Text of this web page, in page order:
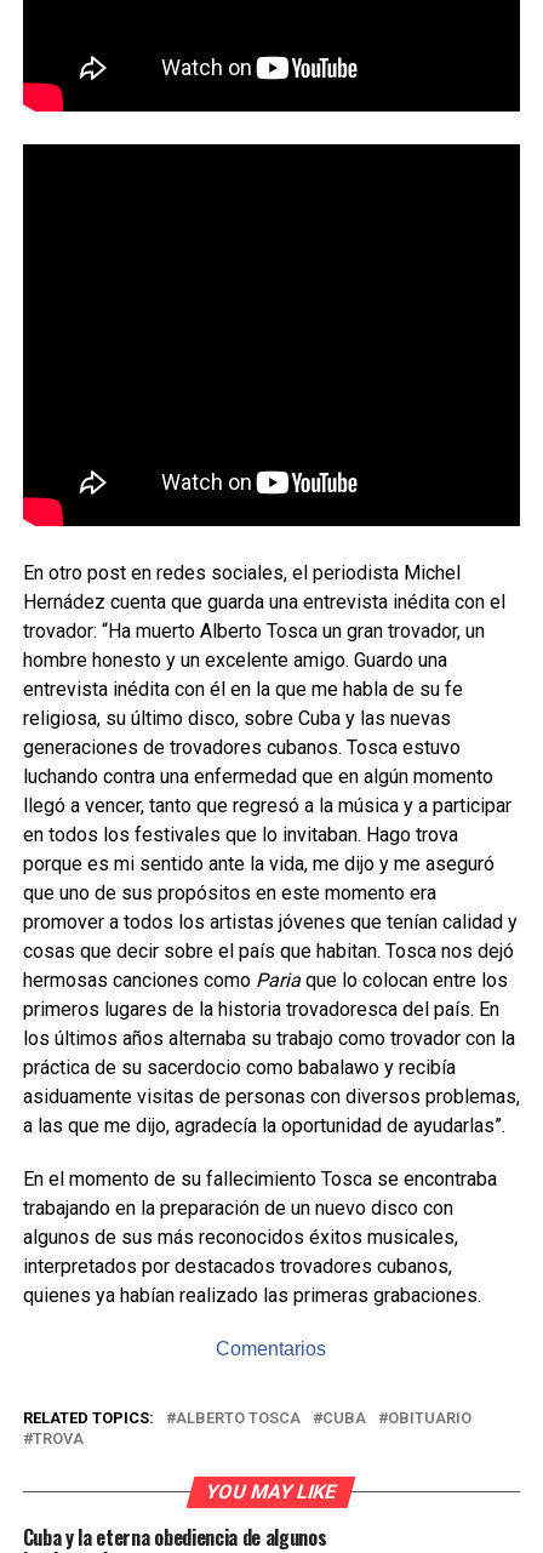
En otro post en redes sociales, el periodista Michel
Hernádez cuenta que guarda una entrevista inédita con el
trovador: “Ha muerto Alberto Tosca un gran trovador, un
hombre honesto y un excelente amigo. Guardo una
entrevista inédita con él en la que me habla de su fe
religiosa, su último disco, sobre Cuba y las nuevas
generaciones de trovadores cubanos. Tosca estuvo
luchando contra una enfermedad que en algún momento
llegó a vencer, tanto que regresó a la música y a participar
en todos los festivales que lo invitaban. Hago trova
porque es mi sentido ante la vida, me dijo y me aseguró
que uno de sus propósitos en este momento era
promover a todos los artistas jóvenes que tenían calidad y
cosas que decir sobre el país que habitan. Tosca nos dejó
hermosas canciones como Pariaque lo colocan entre los
primeros lugares de la historia trovadoresca del país. En
los últimos años alternaba su trabajo como trovador con la
práctica de su sacerdocio como babalawo y recibía
asiduamente visitas de personas con diversos problemas,
a las que me dijo, agradecía la oportunidad de ayudarlas”.
En el momento de su fallecimiento Tosca se encontraba
trabajando en la preparación de un nuevo disco con
algunos de sus más reconocidos éxitos musicales,
interpretados por destacados trovadores cubanos,
quienes ya habían realizado las primeras grabaciones.
Comentarios
RELATED TOPICS: ALBERTO TOSCA CUBA
OBITUARIO
TROVA
YOU MAY LIKE
Cuba y la eterna obediencia de algunos